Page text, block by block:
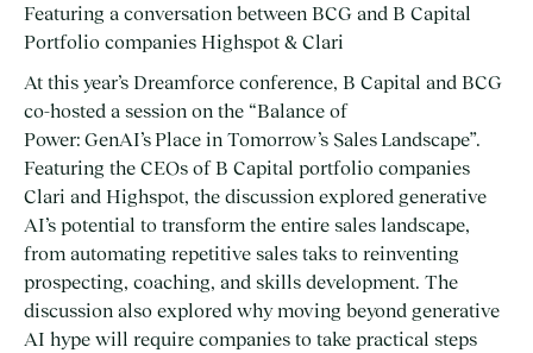
Featuring a conversation between BCG and B Capital
Portfolio companies Highspot & Clari
At this year’s Dreamforce conference, B Capital and BCG
co-hosted a session on the “Balance of
Power: GenAI’s Place in Tomorrow’s Sales Landscape”.
Featuring the CEOs of B Capital portfolio companies
Clari and Highspot, the discussion explored generative
AI’s potential to transform the entire sales landscape,
from automating repetitive sales taks to reinventing
prospecting, coaching, and skills development. The
discussion also explored why moving beyond generative
AI hype will require companies to take practical steps